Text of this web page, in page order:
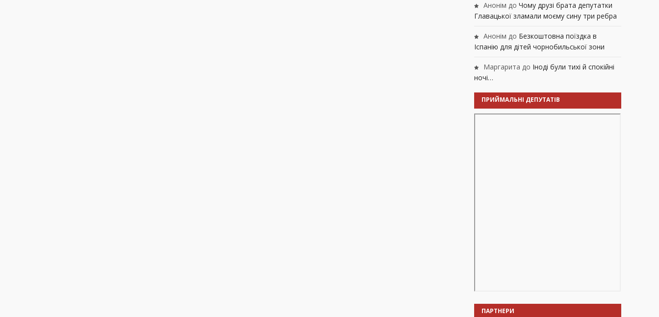
Анонім до Чому друзі брата депутатки
Главацької зламали моєму сину три ребра
Анонім до Безкоштовна поїздка в
Іспанію для дітей чорнобильської зони
Маргарита до Іноді були тихі й спокійні
ночі…
ПРИЙМАЛЬНІ ДЕПУТАТІВ
ПАРТНЕРИ